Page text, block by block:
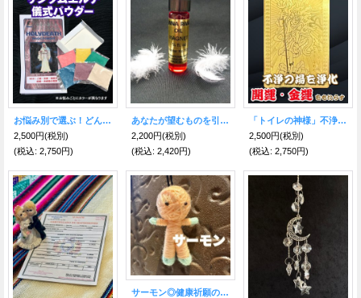
お悩み別で選ぶ！どんな願いも叶えるといわれる★サンタ・ムエルテ儀式パウダー
2,500円(税別)
(税込: 2,750円)
あなたが望むものを引き寄せて離さない！魔術オイル Magnet（マグネット）
2,200円(税別)
(税込: 2,420円)
「トイレの神様」不浄を焼き尽くし浄化！開運・金運をもたらす★烏枢沙摩明王（うすさまみょうおう）護符
2,500円(税別)
(税込: 2,750円)
サーモン◎健康祈願のお靴を履いたハッピードール（ブドゥー人形）◎厄を食べて幸運を招くお守り◎